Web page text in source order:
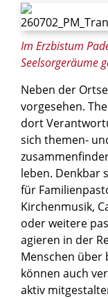
Im Erzbistum
Seelsorgeräume
Neben der
vorgesehen.
dort
sich themen-
leben. Denkbar
für
Kirchenmusik,
oder weitere
agieren in der
Menschen über
können auch
aktiv